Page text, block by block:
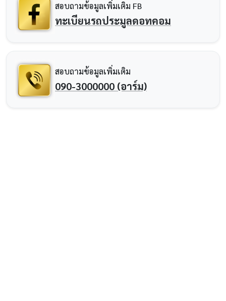
สอบถามข้อมูลเพิ่มเติม FB
ทะเบียนรถประมูลดอทคอม
สอบถามข้อมูลเพิ่มเติม
090-3000000 (อาร์ม)